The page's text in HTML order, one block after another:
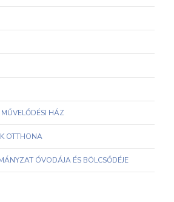
HÁZ
OTTHONA
ÓVODÁJA ÉS BÖLCSŐDÉJE